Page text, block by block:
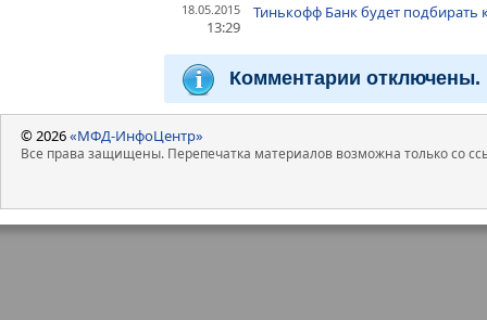
18.05.2015
13:29
Тинькофф Банк будет подбирать
Комментарии отключены.
© 2026«МФД-ИнфоЦентр»
Все права защищены. Перепечатка материалов возможна только со